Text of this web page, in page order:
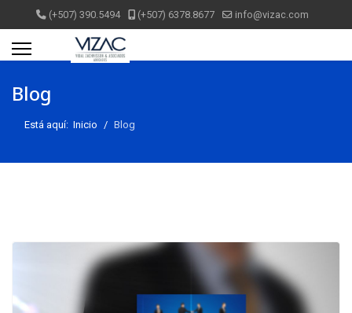
(+507) 390.5494 (+507) 6378.8677 info@vizac.com
Blog
Está aquí: Inicio Blog